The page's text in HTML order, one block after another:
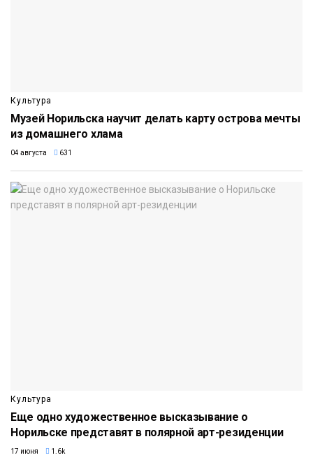
Культура
Музей Норильска научит делать карту острова мечты
из домашнего хлама
04 августа 631
Культура
Еще одно художественное высказывание о
Норильске представят в полярной арт-резиденции
17 июня 1.6k